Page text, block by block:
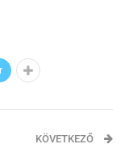
KÖVETKEZŐ